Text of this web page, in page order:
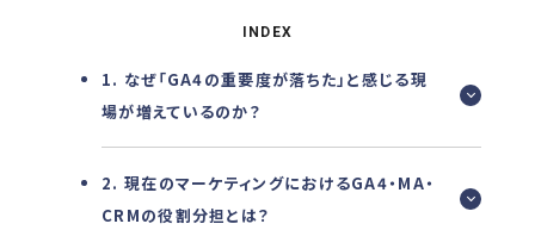
INDEX
1. なぜ「GA4の重要度が落ちた」と感じる現
場が増えているのか？
2. 現在のマーケティングにおけるGA4・MA・
CRMの役割分担とは？